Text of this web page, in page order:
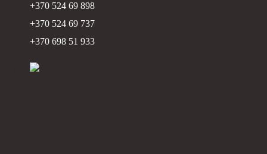
+370 524 69 898
+370 524 69 737
+370 698 51 933